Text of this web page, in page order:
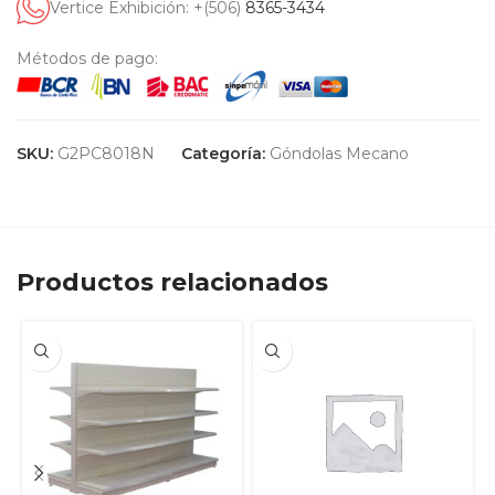
Vertice Exhibición: +(506) 8365-3434
Métodos de pago:
SKU: G2PC8018N Categoría: Góndolas Mecano
Productos relacionados